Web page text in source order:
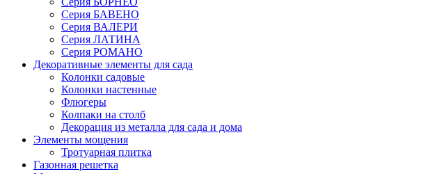
Серия БАВЕНО
Серия ВАЛЕРИ
Серия ЛАТИНА
Серия РОМАНО
Декоративные элементы для сада
Колонки садовые
Колонки настенные
Флюгеры
Колпаки на столб
Декорация из металла для сада и дома
Элементы мощения
Тротуарная плитка
Газонная решетка